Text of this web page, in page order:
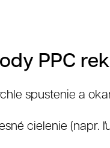
PPC
spustenie a
cielenie (napr.